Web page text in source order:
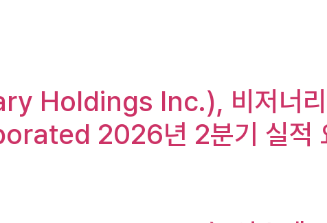
Holdings Inc.), 비저너리
2026년 2분기 실적